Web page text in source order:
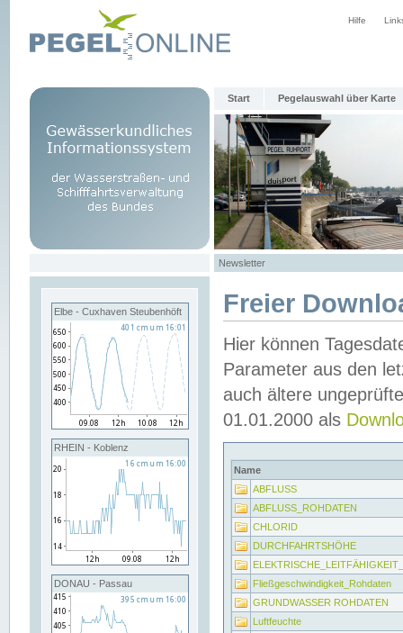
Hilfe
Start Pegelauswahl über Karte
Newsletter
Elbe - Cuxhaven Steubenhöft
RHEIN - Koblenz
DONAU - Passau
Freier
Hier können
Parameter aus den
auch ältere
01.01.2000 als
Name
ABFLUSS
ABFLUSS_ROHDATEN
CHLORID
DURCHFAHRTSHÖHE
Fließgeschwindigkeit_Rohdaten
GRUNDWASSER ROHDATEN
Luftfeuchte